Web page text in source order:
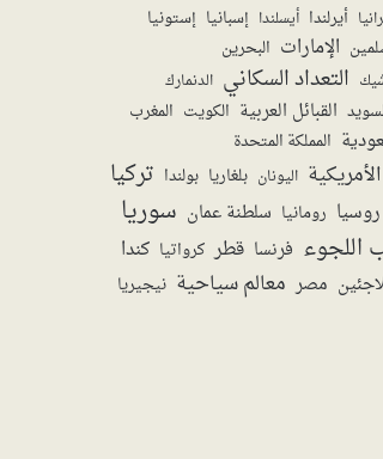
أيرلندا أيسلندا إسبانيا إستونيا
الإمارات البحرين
التعداد السكاني الدنمارك
القبائل العربية الكويت المغرب
المملكة المتحدة
اليونان بلغاريا بولندا تركيا
روسيا رومانيا سلطنة عمان سوريا
اللجوء فرنسا قطر كرواتيا كندا
مصر معالم سياحية نيجيريا